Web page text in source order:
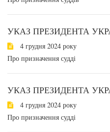
УКАЗ ПРЕЗИДЕНТА
4 грудня 2024 року
Про призначення судді
УКАЗ ПРЕЗИДЕНТА
4 грудня 2024 року
Про призначення судді